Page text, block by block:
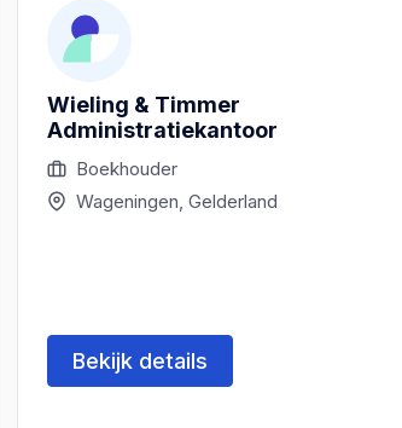
Wieling & Timmer
Administratiekantoor
Boekhouder
Wageningen, Gelderland
Bekijk details